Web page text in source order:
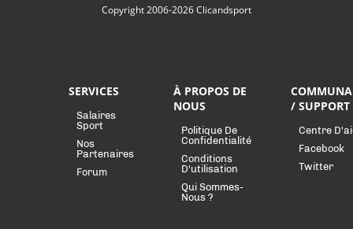
Copyright 2006-2026 Clicandsport
SERVICES
Salaires
Sport
Nos
Partenaires
Forum
À PROPOS DE
NOUS
Politique De
Confidentialité
Conditions
D'utilisation
Qui Sommes-
Nous ?
/ SUPPORT
Centre
Facebook
Twitter